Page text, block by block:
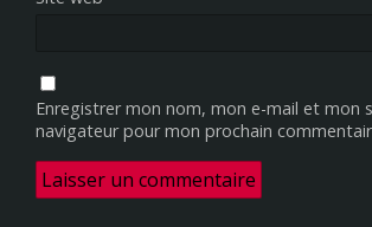
Enregistrer mon nom, mon e-mail et mon
navigateur pour mon prochain